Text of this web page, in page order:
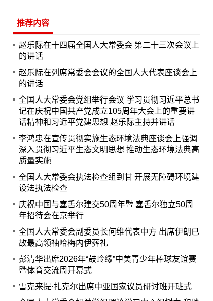
推荐内容
赵乐际在十四届全国人大常委会 第二十三次会议上
的讲话
赵乐际在列席常委会会议的全国人大代表座谈会上
的讲话
全国人大常委会党组举行会议 学习贯彻习近平总书
记在庆祝中国共产党成立105周年大会上的重要讲
话精神和习近平党建思想 赵乐际主持并讲话
李鸿忠在宣传贯彻实施生态环境法典座谈会上强调
深入贯彻习近平生态文明思想 推动生态环境法典高
质量实施
全国人大常委会执法检查组到甘 开展无障碍环境建
设法执法检查
庆祝中国与塞舌尔建交50周年暨 塞舌尔独立50周
年招待会在京举行
全国人大常委会副委员长何维代表中方 出席伊朗已
故最高领袖哈梅内伊葬礼
彭清华出席2026年“鼓岭缘”中美青少年棒球友谊赛
暨体育交流周开幕式
雪克来提·扎克尔出席中亚国家议员研讨班开班式